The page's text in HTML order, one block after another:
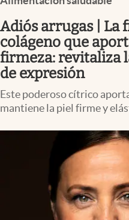
Espiritual
Streaming
PC y mobile
Lifestyle
Adiós arrugas | La
colágeno que
firmeza: revitaliza
de expresión
Este poderoso cítrico
mantiene la piel firme y